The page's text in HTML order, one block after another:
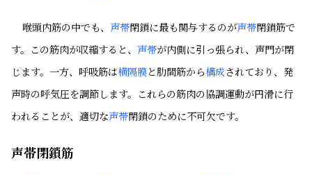
喉頭内筋の中でも、 声帯閉鎖に最も関与するのが声帯閉鎖筋で
す。この筋肉が収縮すると、 声帯が内側に引っ張られ、声門が閉
じます。一方、呼吸筋は横隔膜と肋間筋から構成されており、発
声時の呼気圧を調節します。これらの筋肉の協調運動が円滑に行
われることが、適切な声帯閉鎖のために不可欠です。
声帯閉鎖筋